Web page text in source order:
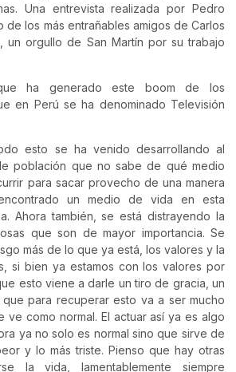
Una entrevista realizada por Pedro
de los más entrañables amigos de Carlos
un orgullo de San Martín por su trabajo
ha generado este boom de los
en Perú se ha denominado Televisión
esto se ha venido desarrollando al
población que no sabe de qué medio
para sacar provecho de una manera
un medio de vida en esta
Ahora también, se está distrayendo la
que son de mayor importancia. Se
más de lo que ya está, los valores y la
si bien ya estamos con los valores por
esto viene a darle un tiro de gracia, un
para recuperar esto va a ser mucho
ve como normal. El actuar así ya es algo
ya no solo es normal sino que sirve de
y lo más triste. Pienso que hay otras
la vida, lamentablemente siempre